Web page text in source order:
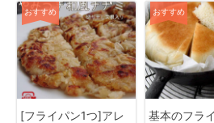
おすすめ
[フライパン1つ]アレ
おすすめ
基本のフラ